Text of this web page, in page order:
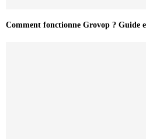
Comment fonctionne Grovop ? Guide